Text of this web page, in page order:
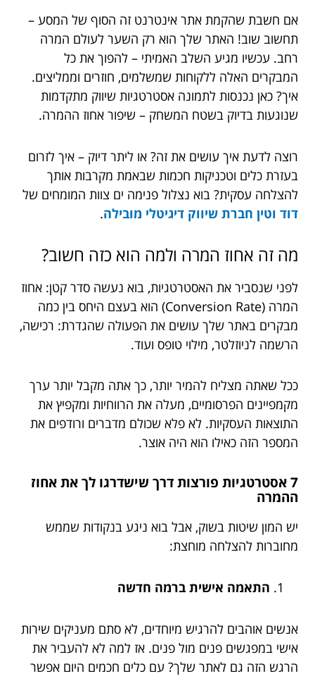
אם חשבת שהקמת אתר אינטרנט זה הסוף של המסע –
תחשוב שוב! האתר שלך הוא רק השער לעולם המרה
רחב. עכשיו מגיע השלב האמיתי – להפוך את כל
המבקרים האלה ללקוחות שמשלמים, חוזרים וממליצים.
איך? כאן נכנסות לתמונה אסטרטגיות שיווק מתקדמות
שנוגעות בדיוק בשטח המשחק – שיפור אחוז ההמרה.
רוצה לדעת איך עושים את זה? או ליתר דיוק – איך לזרום
בעזרת כלים וטכניקות חכמות שבאמת מקרבות אותך
להצלחה עסקית? בוא נצלול פנימה ים צוות המומחים של
דוד וטין חברת שיווק דיגיטלי מובילה.
מה זה אחוז המרה ולמה הוא כזה חשוב?
לפני שנסביר את האסטרטגיות, בוא נעשה סדר קטן: אחוז
המרה (Conversion Rate) הוא בעצם היחס בין כמה
מבקרים באתר שלך עושים את הפעולה שהגדרת: רכישה,
הרשמה לניוזלטר, מילוי טופס ועוד.
ככל שאתה מצליח להמיר יותר, כך אתה מקבל יותר ערך
מקמפיינים הפרסומיים, מעלה את הרווחיות ומקפיץ את
התוצאות העסקיות. לא פלא שכולם מדברים ורודפים את
המספר הזה כאילו הוא היה אוצר.
7 אסטרטגיות פורצות דרך שישדרגו לך את אחוז
ההמרה
יש המון שיטות בשוק, אבל בוא ניגע בנקודות שממש
מחוברות להצלחה מוחצת:
התאמה אישית ברמה חדשה
אנשים אוהבים להרגיש מיוחדים, לא סתם מעניקים שירות
אישי במפגשים פנים מול פנים. אז למה לא להעביר את
הרגש הזה גם לאתר שלך? עם כלים חכמים היום אפשר